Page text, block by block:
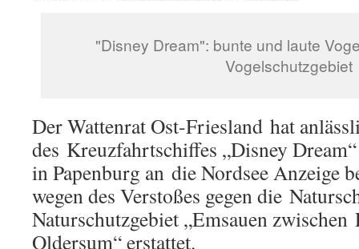
"Disney Dream": bunte und laute
Vogelschutzgebiet
Der Wattenrat Ost-Friesland hat
des Kreuzfahrtschiffes „Disney
in Papenburg an die Nordsee Anzeige
wegen des Verstoßes gegen die
Naturschutzgebiet „Emsauen
Oldersum“ erstattet.